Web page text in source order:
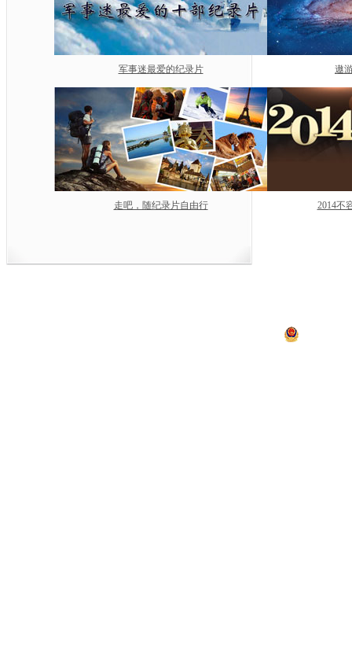
军事迷最爱的纪录片
走吧，随纪录片自由行
遨
2014不